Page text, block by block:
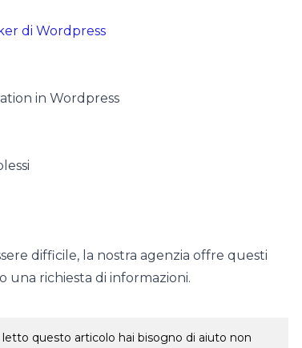
di Wordpress
in Wordpress
difficile, la nostra agenzia offre questi
una richiesta di informazioni.
questo articolo hai bisogno di aiuto non